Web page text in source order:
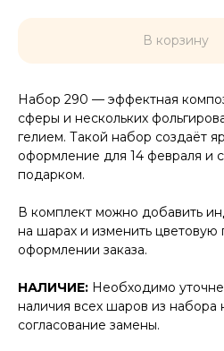
В корзину
Набор 290 — эффектная
сферы и нескольких
гелием. Такой набор создаёт
оформление для 14 февраля и
подарком.
В комплект можно добавить
на шарах и изменить
оформлении заказа.
НАЛИЧИЕ: Необходимо
наличия всех шаров из набора
согласование замены.